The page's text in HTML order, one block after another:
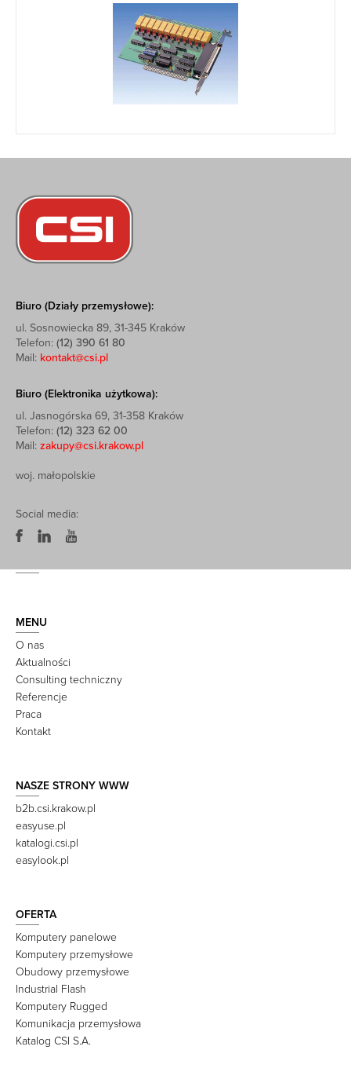
Biuro (Działy przemysłowe):
ul. Sosnowiecka 89, 31-345 Kraków
Telefon: (12) 390 61 80
Mail: kontakt@csi.pl
Biuro (Elektronika użytkowa):
ul. Jasnogórska 69, 31-358 Kraków
Telefon: (12) 323 62 00
Mail: zakupy@csi.krakow.pl
woj. małopolskie
Social media:
MENU
O nas
Aktualności
Consulting techniczny
Referencje
Praca
Kontakt
NASZE STRONY WWW
b2b.csi.krakow.pl
easyuse.pl
katalogi.csi.pl
easylook.pl
OFERTA
Komputery panelowe
Komputery przemysłowe
Obudowy przemysłowe
Industrial Flash
Komputery Rugged
Komunikacja przemysłowa
Katalog CSI S.A.